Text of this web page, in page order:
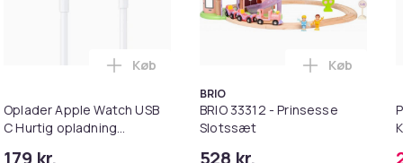
- Trådløs Opladning & Vakuumfæste til Bil i kurven
oplader til 3 Apple-enheder, 15W, hvid i kurven
Oplader Apple Watch USB
C Hurtig opladning
179 kr.
Læg Oplader Apple Watch USB C Hurtig
Køb
BRIO
BRIO 33312 - Prinsesse
Slotssæt
528 kr.
Læg BRIO
Køb